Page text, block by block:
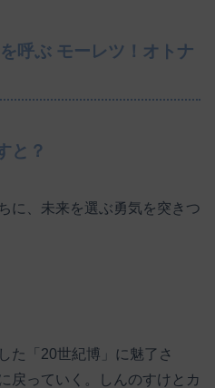
呼ぶ モーレツ！オトナ
と？
に、未来を選ぶ勇気を突きつ
た「20世紀博」に魅了さ
戻っていく。しんのすけとカ